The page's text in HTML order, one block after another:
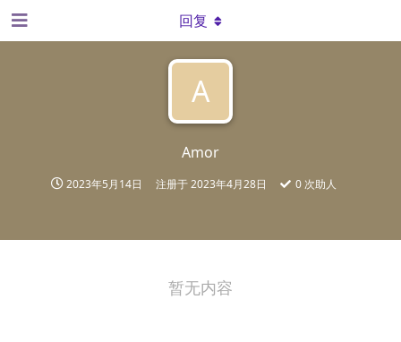
A
Amor
2023年5月14日 注册于2023年4月28日 0 次助人
回复
暂无内容